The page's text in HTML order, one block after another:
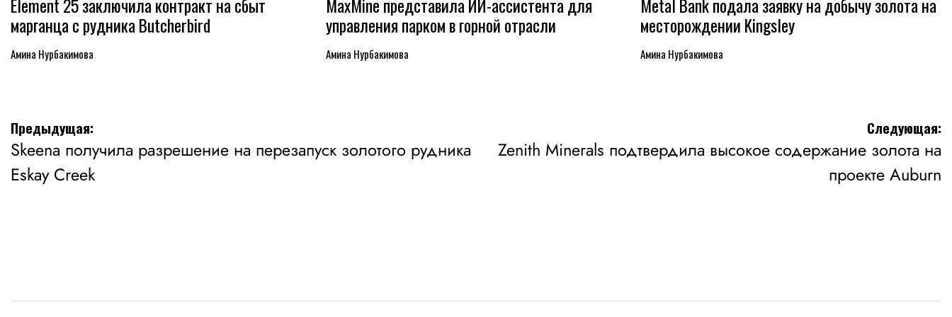
Element 25 заключила контракт на сбыт
марганца с рудника Butcherbird
Амина Нурбакимова
MaxMine представила ИИ-ассистента для
управления парком в горной отрасли
Амина Нурбакимова
Metal Bank подала заявку на добычу золота на
месторождении Kingsley
Амина Нурбакимова
Навигация
по
записям
Предыдущая:
Skeena получила разрешение на перезапуск золотого рудника
Eskay Creek
Следующая:
Zenith Minerals подтвердила высокое содержание золота на
проекте Auburn